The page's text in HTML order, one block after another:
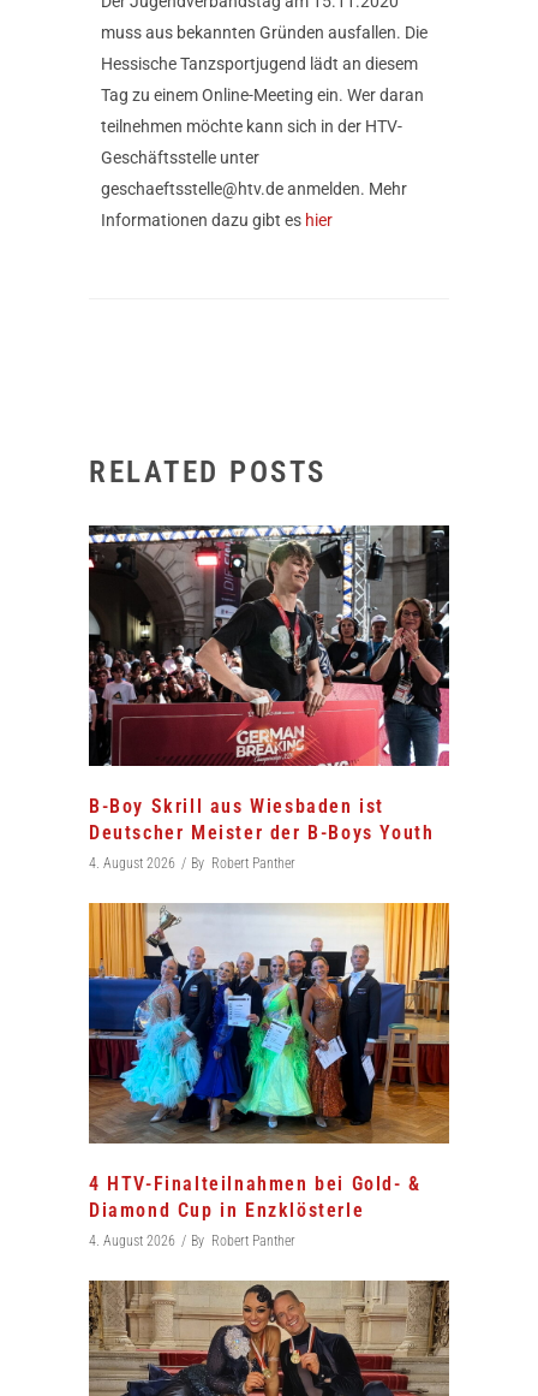
muss aus bekannten Gründen ausfallen. Die
Hessische Tanzsportjugend lädt an diesem
Tag zu einem Online-Meeting ein. Wer daran
teilnehmen möchte kann sich in der HTV-
Geschäftsstelle unter
geschaeftsstelle@htv.de anmelden. Mehr
Informationen dazu gibt es hier
RELATED POSTS
B-Boy Skrill aus Wiesbaden ist
Deutscher Meister der B-Boys Youth
4. August 2026 By Robert Panther
4 HTV-Finalteilnahmen bei Gold- &
Diamond Cup in Enzklösterle
4. August 2026 By Robert Panther